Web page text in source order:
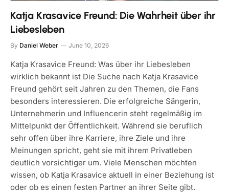
Katja Krasavice Freund: Die Wahrheit über ihr
Liebesleben
By Daniel Weber June 10, 2026
Katja Krasavice Freund: Was über ihr Liebesleben
wirklich bekannt ist Die Suche nach Katja Krasavice
Freund gehört seit Jahren zu den Themen, die Fans
besonders interessieren. Die erfolgreiche Sängerin,
Unternehmerin und Influencerin steht regelmäßig im
Mittelpunkt der Öffentlichkeit. Während sie beruflich
sehr offen über ihre Karriere, ihre Ziele und ihre
Meinungen spricht, geht sie mit ihrem Privatleben
deutlich vorsichtiger um. Viele Menschen möchten
wissen, ob Katja Krasavice aktuell in einer Beziehung ist
oder ob es einen festen Partner an ihrer Seite gibt.